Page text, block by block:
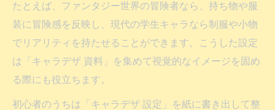
たとえば、ファンタジー世界の冒険者なら、持ち物や服
装に冒険感を反映し、現代の学生キャラなら制服や小物
でリアリティを持たせることができます。こうした設定
は「キャラデザ 資料」を集めて視覚的なイメージを固め
る際にも役立ちます。
初心者のうちは「キャラデザ 設定」を紙に書き出して整